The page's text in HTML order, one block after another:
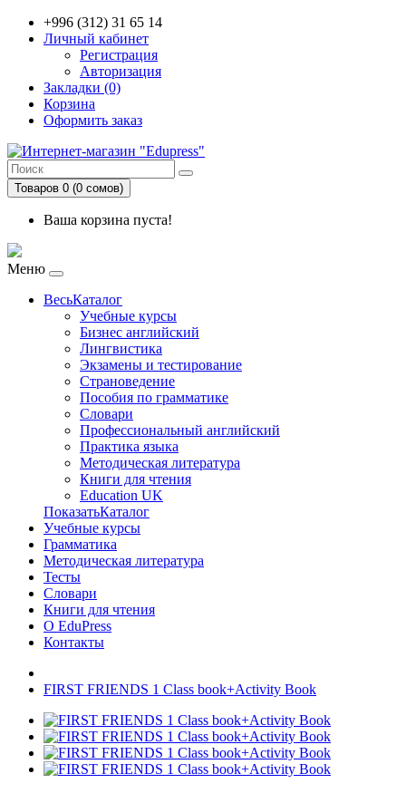
+996 (312) 31 65 14
Личный кабинет
Регистрация
Авторизация
Закладки (0)
Корзина
Оформить заказ
Товаров 0 (0 сомов)
Ваша корзина пуста!
Меню
ВесьКаталог
Учебные курсы
Бизнес английский
Лингвистика
Экзамены и тестирование
Страноведение
Пособия по грамматике
Словари
Профессиональный английский
Практика языка
Методическая литература
Книги для чтения
Education UK
ПоказатьКаталог
Учебные курсы
Грамматика
Методическая литература
Тесты
Словари
Книги для чтения
О EduPress
Контакты
FIRST FRIENDS 1 Class book+Activity Book